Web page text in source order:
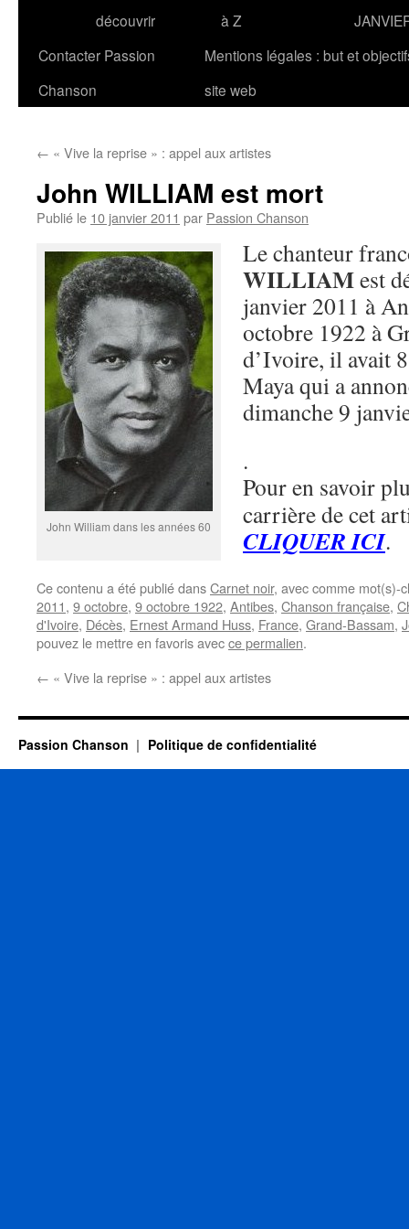
découvrir
à Z
Contacter Passion
Chanson
Mentions légales : but et
site web
← « Vive la reprise » : appel aux artistes
John WILLIAM est mort
Publié le 10 janvier 2011 par Passion Chanson
John William dans les années 60
Le chanteur
WILLIAMest
janvier 2011 à
octobre 1922 à
d’Ivoire, il avait
Maya qui a
dimanche 9
.
Pour en savoir
carrière de cet
CLIQUER ICI.
Ce contenu a été publié dansCarnet noir, avec comme mot(s)-
2011, 9 octobre, 9 octobre 1922, Antibes, Chanson française,
d'Ivoire, Décès, Ernest Armand Huss, France, Grand-Bassam,
pouvez le mettre en favoris avecce permalien.
← « Vive la reprise » : appel aux artistes
Passion Chanson Politique de confidentialité